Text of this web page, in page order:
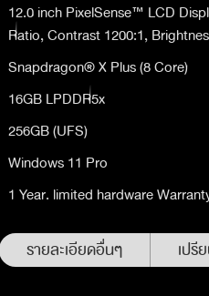
12.0 inch PixelSense™ LCD
Ratio, Contrast 1200:1,
Snapdragon® X Plus (8 Core)
16GB LPDDR5x
256GB (UFS)
Windows 11 Pro
1 Year. limited hardware
รายละเอียดอื่นๆ เปรี